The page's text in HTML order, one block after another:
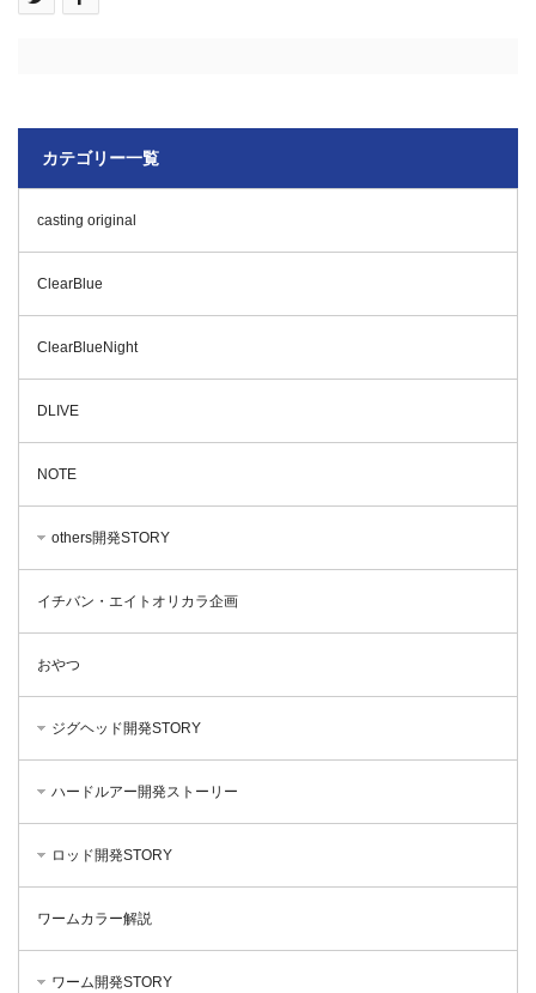
カテゴリー一覧
casting original
ClearBlue
ClearBlueNight
DLIVE
NOTE
others開発STORY
イチバン・エイトオリカラ企画
おやつ
ジグヘッド開発STORY
ハードルアー開発ストーリー
ロッド開発STORY
ワームカラー解説
ワーム開発STORY